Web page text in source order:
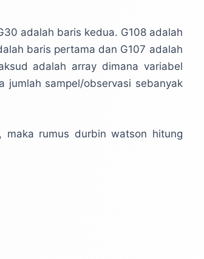
adalah baris kedua. G108 adalah
baris pertama dan G107 adalah
adalah array dimana variabel
jumlah sampel/observasi sebanyak
, maka rumus durbin watson hitung